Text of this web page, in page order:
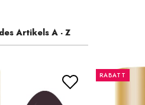
Artikels A - Z
RABATT